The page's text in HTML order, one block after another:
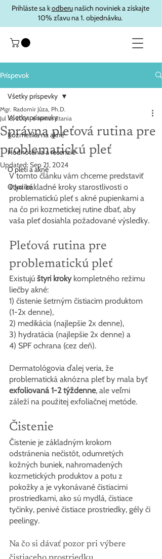
Prihláste sa kodberunašich noviniek a získajte
10% zľavu na 1. objednávku.
Príspevok
Všetky príspevky
Kozmetika na akné
Hodnotenia a recenzie
O pleti a akné
O Juzike
Všetky príspevky
Správna pleťová rutina pre
problematickú pleť
Mgr. Radomír Jůza, Ph.D.
Jul 13, 2024 6 minút čítania
Updated:Sep 21, 2024
V tomto článku vám chceme predstaviť
štyri základné kroky starostlivosti o
problematickú pleť s akné pupienkami a
na čo pri kozmetickej rutine dbať, aby
vaša pleť dosiahla požadované výsledky.
Pleťová rutina pre
problematickú pleť
Existujú štyri kroky kompletného režimu
liečby akné:
1) čistenie šetrným čistiacim produktom
(1-2x denne),
2) medikácia (najlepšie 2x denne),
3) hydratácia (najlepšie 2x denne) a
4) SPF ochrana (cez deň).
Dermatológovia ďalej veria, že
problematická aknózna pleť by mala byť
exfoliovaná 1-2 týždenne, ale veľmi
záleží na použitej exfoliačnej metóde.
Čistenie
Čistenie je základným krokom
odstránenia nečistôt, odumretých
kožných buniek, nahromadených
kozmetických produktov a potu z
pokožky a je vykonávané čistiacimi
prostriedkami, ako sú mydlá, čistiace
tyčinky, penivé čistiace prostriedky, gély či
peelingy.
Na čo si dávať pozor pri výbere